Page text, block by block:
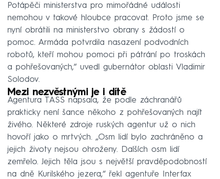
Potápěči ministerstva pro mimořádné události
nemohou v takové hloubce pracovat. Proto jsme se
nyní obrátili na ministerstvo obrany s žádostí o
pomoc. Armáda potvrdila nasazení podvodních
robotů, kteří mohou pomoci při pátrání po troskách
a pohřešovaných,“ uvedl gubernátor oblasti Vladimir
Solodov.
Mezi nezvěstnými je i dítě
Agentura TASS napsala, že podle záchranářů
prakticky není šance někoho z pohřešovaných najít
živého. Některé zdroje ruských agentur už o nich
hovoří jako o mrtvých. „Osm lidí bylo zachráněno a
jejich životy nejsou ohroženy. Dalších osm lidí
zemřelo. Jejich těla jsou s největší pravděpodobností
na dně Kurilského jezera,“ řekl agentuře Interfax